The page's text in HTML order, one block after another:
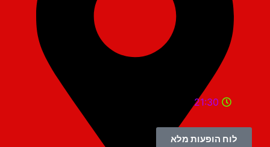
21:30
לוח הופעות מלא